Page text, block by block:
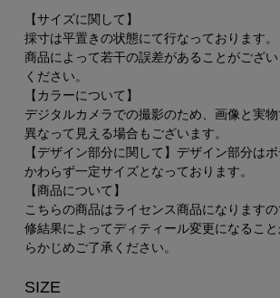
【サイズに関して】
採寸は平置きの状態にて行なっております。
商品によって若干の誤差があることがござ
ください。
【カラーについて】
デジタルカメラでの撮影のため、画像と実
異なって見える場合もございます。
【デザイン部分に関して】デザイン部分は
かわらず一定サイズとなっております。
【商品について】
こちらの商品はライセンス商品になります
修結果によってディティール変更になるこ
らかじめご了承ください。
SIZE